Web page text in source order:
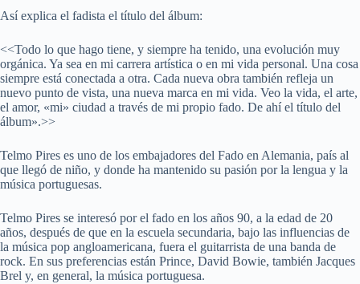
Así explica el fadista el título del álbum:
<<Todo lo que hago tiene, y siempre ha tenido, una evolución muy
orgánica. Ya sea en mi carrera artística o en mi vida personal. Una cosa
siempre está conectada a otra. Cada nueva obra también refleja un
nuevo punto de vista, una nueva marca en mi vida. Veo la vida, el arte,
el amor, «mi» ciudad a través de mi propio fado. De ahí el título del
álbum».>>
Telmo Pires es uno de los embajadores del Fado en Alemania, país al
que llegó de niño, y donde ha mantenido su pasión por la lengua y la
música portuguesas.
Telmo Pires se interesó por el fado en los años 90, a la edad de 20
años, después de que en la escuela secundaria, bajo las influencias de
la música pop angloamericana, fuera el guitarrista de una banda de
rock. En sus preferencias están Prince, David Bowie, también Jacques
Brel y, en general, la música portuguesa.